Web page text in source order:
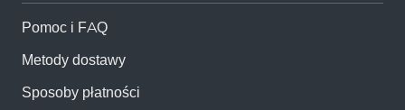
Pomoc i FAQ
Metody dostawy
Sposoby płatności